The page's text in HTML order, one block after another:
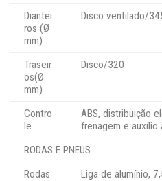
Diantei
ros (Ø
mm)
Disco ventilado/
Traseir
os(Ø
mm)
Disco/320
Contro
le
ABS, distribuição
frenagem e auxílio
RODAS E PNEUS
Rodas
Liga de alumínio,